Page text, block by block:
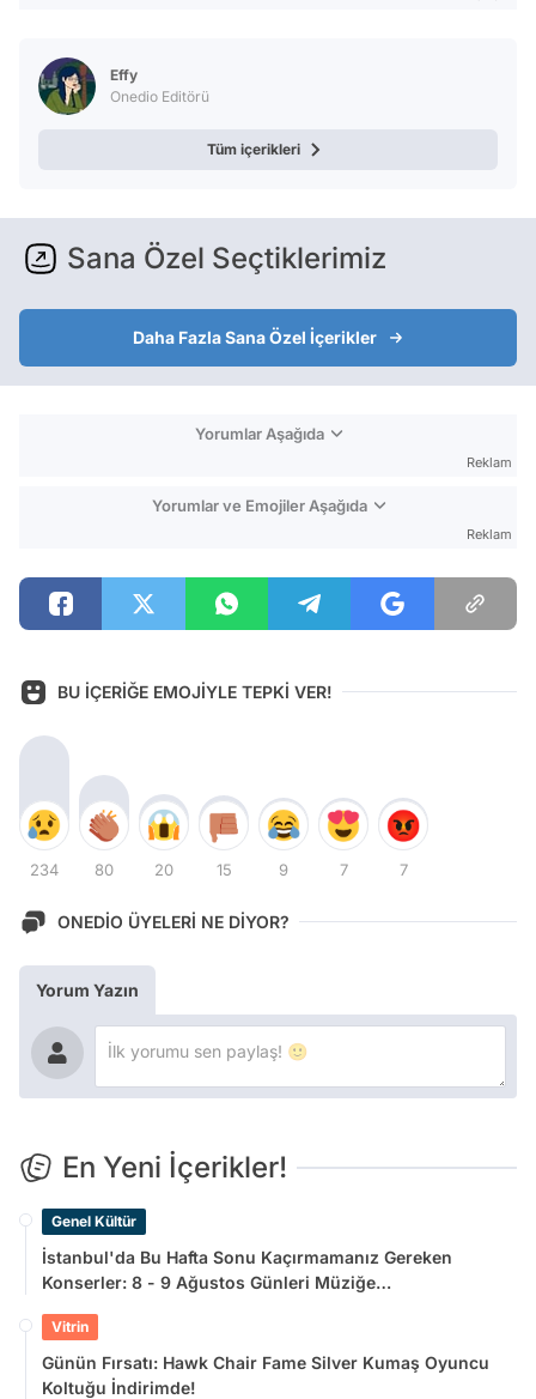
Effy
Onedio Editörü
Tüm içerikleri
Sana Özel Seçtiklerimiz
Daha Fazla Sana Özel İçerikler
Yorumlar Aşağıda
Reklam
Yorumlar ve Emojiler Aşağıda
Reklam
BU İÇERİĞE EMOJİYLE TEPKİ VER!
234 80 20 15 9 7 7
ONEDİO ÜYELERİ NE DİYOR?
Yorum Yazın
En Yeni İçerikler!
Genel Kültür
İstanbul'da Bu Hafta Sonu Kaçırmamanız Gereken
Konserler: 8 - 9 Ağustos Günleri Müziğe
Vitrin
Günün Fırsatı: Hawk Chair Fame Silver Kumaş Oyuncu
Koltuğu İndirimde!